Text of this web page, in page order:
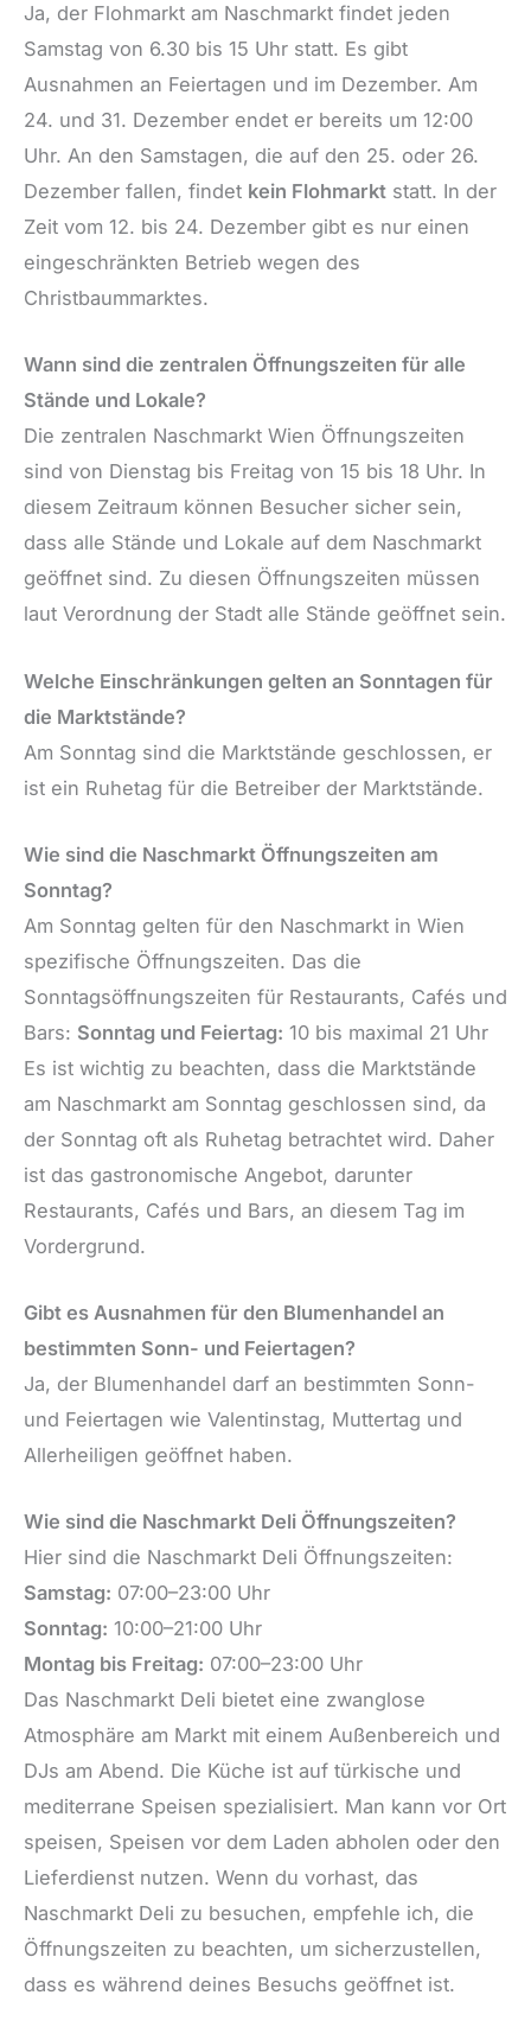
Ja, der Flohmarkt am Naschmarkt findet jeden
Samstag von 6.30 bis 15 Uhr statt. Es gibt
Ausnahmen an Feiertagen und im Dezember. Am
24. und 31. Dezember endet er bereits um 12:00
Uhr. An den Samstagen, die auf den 25. oder 26.
Dezember fallen, findet kein Flohmarkt statt. In der
Zeit vom 12. bis 24. Dezember gibt es nur einen
eingeschränkten Betrieb wegen des
Christbaummarktes.
Wann sind die zentralen Öffnungszeiten für alle
Stände und Lokale?
Die zentralen Naschmarkt Wien Öffnungszeiten
sind von Dienstag bis Freitag von 15 bis 18 Uhr. In
diesem Zeitraum können Besucher sicher sein,
dass alle Stände und Lokale auf dem Naschmarkt
geöffnet sind. Zu diesen Öffnungszeiten müssen
laut Verordnung der Stadt alle Stände geöffnet sein.
Welche Einschränkungen gelten an Sonntagen für
die Marktstände?
Am Sonntag sind die Marktstände geschlossen, er
ist ein Ruhetag für die Betreiber der Marktstände.
Wie sind die Naschmarkt Öffnungszeiten am
Sonntag?
Am Sonntag gelten für den Naschmarkt in Wien
spezifische Öffnungszeiten. Das die
Sonntagsöffnungszeiten für Restaurants, Cafés und
Bars: Sonntag und Feiertag: 10 bis maximal 21 Uhr
Es ist wichtig zu beachten, dass die Marktstände
am Naschmarkt am Sonntag geschlossen sind, da
der Sonntag oft als Ruhetag betrachtet wird. Daher
ist das gastronomische Angebot, darunter
Restaurants, Cafés und Bars, an diesem Tag im
Vordergrund.
Gibt es Ausnahmen für den Blumenhandel an
bestimmten Sonn- und Feiertagen?
Ja, der Blumenhandel darf an bestimmten Sonn-
und Feiertagen wie Valentinstag, Muttertag und
Allerheiligen geöffnet haben.
Wie sind die Naschmarkt Deli Öffnungszeiten?
Hier sind die Naschmarkt Deli Öffnungszeiten:
Samstag: 07:00–23:00 Uhr
Sonntag: 10:00–21:00 Uhr
Montag bis Freitag: 07:00–23:00 Uhr
Das Naschmarkt Deli bietet eine zwanglose
Atmosphäre am Markt mit einem Außenbereich und
DJs am Abend. Die Küche ist auf türkische und
mediterrane Speisen spezialisiert. Man kann vor Ort
speisen, Speisen vor dem Laden abholen oder den
Lieferdienst nutzen. Wenn du vorhast, das
Naschmarkt Deli zu besuchen, empfehle ich, die
Öffnungszeiten zu beachten, um sicherzustellen,
dass es während deines Besuchs geöffnet ist.